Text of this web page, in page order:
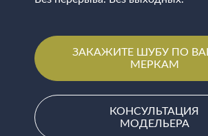
ЗАКАЖИТЕ ШУБУ ПО
МЕРКАМ
КОНСУЛЬТАЦИЯ
МОДЕЛЬЕРА